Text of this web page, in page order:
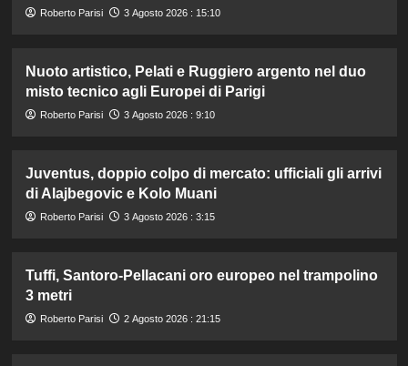
Roberto Parisi 3 Agosto 2026 : 15:10
Nuoto artistico, Pelati e Ruggiero argento nel duo
misto tecnico agli Europei di Parigi
Roberto Parisi 3 Agosto 2026 : 9:10
Juventus, doppio colpo di mercato: ufficiali gli arrivi
di Alajbegovic e Kolo Muani
Roberto Parisi 3 Agosto 2026 : 3:15
Tuffi, Santoro-Pellacani oro europeo nel trampolino
3 metri
Roberto Parisi 2 Agosto 2026 : 21:15